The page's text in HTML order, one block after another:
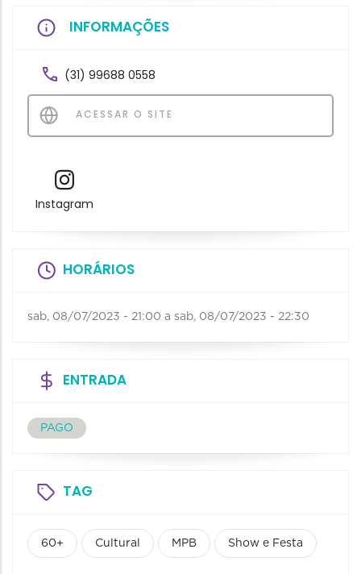
INFORMAÇÕES
(31) 99688 0558
ACESSAR O SITE
Instagram
HORÁRIOS
sab, 08/07/2023 - 21:00 a sab, 08/07/2023 - 22:30
ENTRADA
PAGO
TAG
60+ Cultural MPB Show e Festa